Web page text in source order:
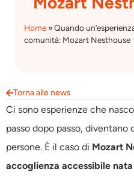
Home »Quando
comunità: Mozart Nesthouse
Torna alle news
Ci sono esperienze che
passo dopo passo,
persone. È il caso di Mozart
accoglienza accessibile